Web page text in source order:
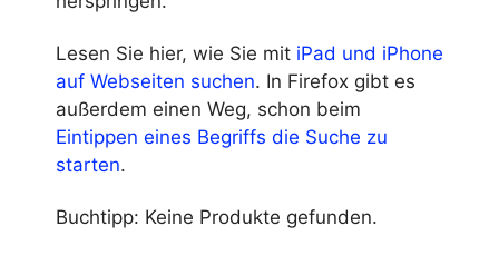
Lesen Sie hier, wie Sie mit iPad und iPhone
auf Webseiten suchen. In Firefox gibt es
außerdem einen Weg, schon beim
Eintippen eines Begriffs die Suche zu
starten.
Buchtipp: Keine Produkte gefunden.